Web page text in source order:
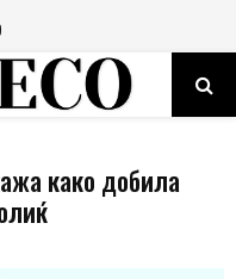
Youtube
како добила